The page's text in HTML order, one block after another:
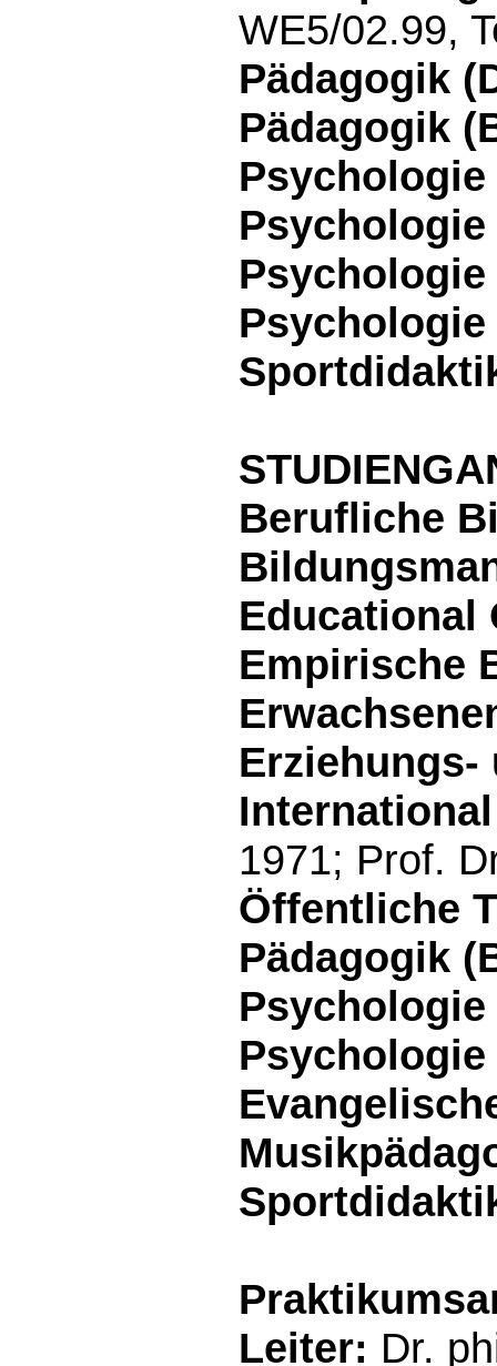
WE5/02.99,
Pädagogik
Pädagogik
Berufliche
Educational
Empirische
1971; Prof.
Öffentliche
Pädagogik
Leiter: Dr.